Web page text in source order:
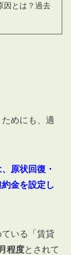
因とは？過去
めにも、適
原状回復・
金を設定し
いる「賃貸
程度とされて